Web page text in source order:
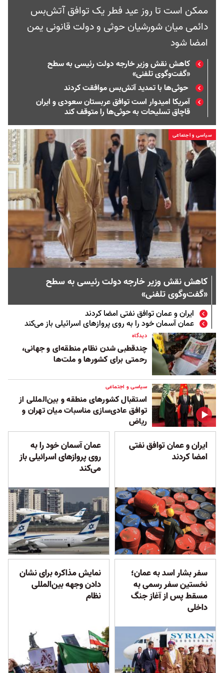
ممکن است تا روز عید فطر یک توافق آتش‌بس
دائمی میان شورشیان حوثی و دولت قانونی یمن
امضا شود
کاهش نقش وزیر خارجه دولت رئیسی به سطح
«گفت‌وگوی تلفنی»
حوثی‌ها با تمدید آتش‌بس موافقت کردند
آمریکا امیدوار است توافق عربستان سعودی و ایران
قاچاق تسلیحات به حوثی‌ها را متوقف کند
سیاسی و اجتماعی
کاهش نقش وزیر خارجه دولت رئیسی به سطح
«گفت‌وگوی تلفنی»
ایران و عمان توافق نفتی امضا کردند
عمان آسمان خود را به روی پروازهای اسرائیلی باز می‌کند
دیدگاه
چندقطبی شدن نظام منطقه‌ای و جهانی،
رحمتی برای کشورها و ملت‌ها
سیاسی و اجتماعی
استقبال کشورهای منطقه و بین‌المللی از
توافق عادی‌سازی مناسبات میان تهران و
ریاض
ایران و عمان توافق نفتی
امضا کردند
عمان آسمان خود را به
روی پروازهای اسرائیلی باز
می‌کند
سفر بشار اسد به عمان؛
نخستین سفر رسمی به
مسقط پس از آغاز جنگ
داخلی
نمایش مذاکره برای نشان
دادن وجهه بین‌المللی
نظام